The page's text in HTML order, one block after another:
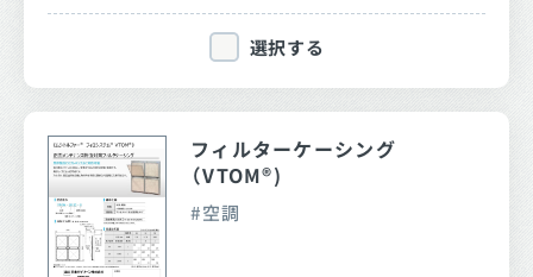
選択する
フィルターケーシング
（VTOM®)
空調